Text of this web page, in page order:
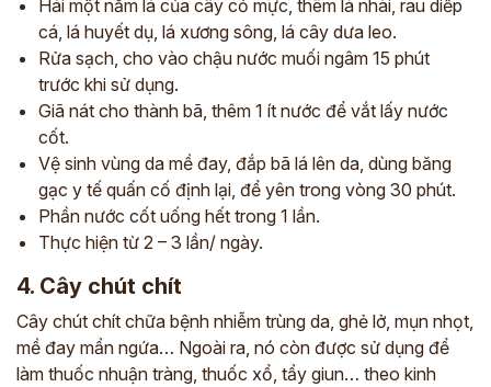
Hái một nắm lá của cây cỏ mực, thêm lá nhài, rau diếp
cá, lá huyết dụ, lá xương sông, lá cây dưa leo.
Rửa sạch, cho vào chậu nước muối ngâm 15 phút
trước khi sử dụng.
Giã nát cho thành bã, thêm 1 ít nước để vắt lấy nước
cốt.
Vệ sinh vùng da mề đay, đắp bã lá lên da, dùng băng
gạc y tế quấn cố định lại, để yên trong vòng 30 phút.
Phần nước cốt uống hết trong 1 lần.
Thực hiện từ 2 – 3 lần/ ngày.
4. Cây chút chít
Cây chút chít chữa bệnh nhiễm trùng da, ghẻ lở, mụn nhọt,
mề đay mẩn ngứa… Ngoài ra, nó còn được sử dụng để
làm thuốc nhuận tràng, thuốc xổ, tẩy giun… theo kinh